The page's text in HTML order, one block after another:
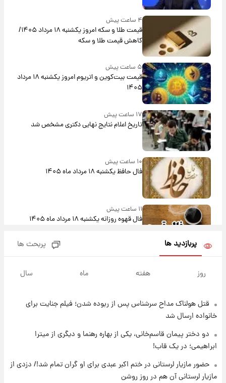
قیمت طلا و سکه امروز یکشنبه ۱۸ مرداد ۱۴۰۵/
کاهش قیمت طلا و سکه
۵ ساعت پیش
قیمت بیت‌کوین و اتریوم امروز یکشنبه ۱۸ مرداد
۱۴۰۵
۱۷ ساعت پیش
تاریخ اعلام نتایج نهایی دکتری مشخص شد
۱۰ ساعت پیش
فال حافظ یکشنبه ۱۸ مرداد ماه ۱۴۰۵
۱۱ ساعت پیش
فال قهوه روزانه یکشنبه ۱۸ مرداد ماه ۱۴۰۵
ارزش سهام عدالت برای امروز ۱۷ مرداد ۱۴۰۵ +
پربازدید ها پربحث ها
روز هفته ماه سال
قتل هولناک مداح سرشناس پس از ربوده شدن؛ فیلم جنایت برای
خانواده ارسال شد
دو دختر پیمان قاسم‌خانی، یکی از بهاره رهنما و دیگری از میترا
ابراهیمی؛ در یک قاب!
حضور مازیار لرستانی در ختم اکبر عبدی برای او گران تمام شد!/ دزدی از
مازیار لرستانی آن هم در روز روشن